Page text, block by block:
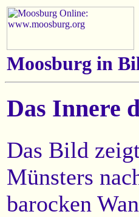
Moosburg in
Das Innere
Das Bild
Münsters
barocken